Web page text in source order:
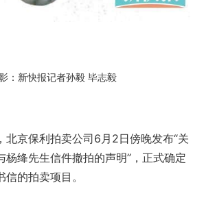
：新快报记者孙毅 毕志毅
北京保利拍卖公司6月2日傍晚发布“关
杨绛先生信件撤拍的声明”，正式确定
的拍卖项目。